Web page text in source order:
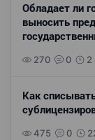
Обладает ли
выносить
270 0 2
Как
475 0